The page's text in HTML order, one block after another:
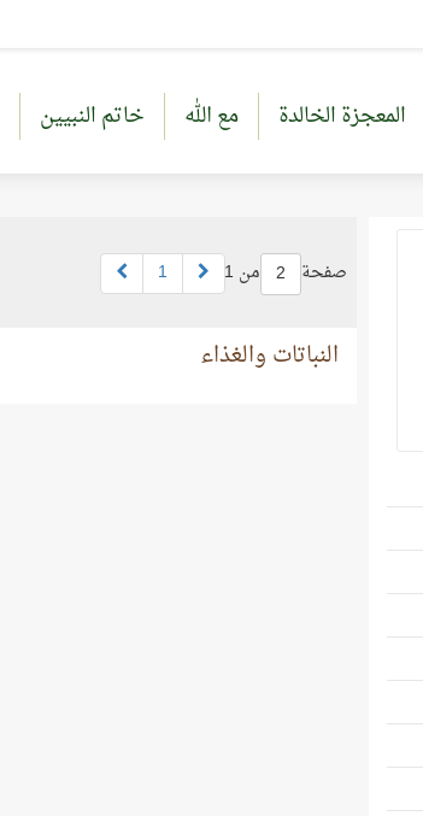
المعجزة الخالدة مع الله خاتم النبيين
صفحة 2 من 1 1
النباتات والغذاء